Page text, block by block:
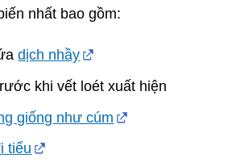
nhất bao gồm:
dịch nhầy
khi vết loét xuất hiện
giống như cúm
tiểu